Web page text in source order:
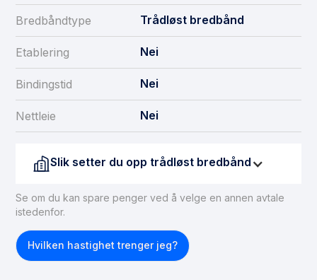
Bredbåndtype Trådløst bredbånd
Etablering Nei
Bindingstid Nei
Nettleie Nei
Slik setter du opp trådløst bredbånd
Leverandøren sender deg en antenne og en internett
plasseres utenfor huset på vegg, tak etc. Det følger
også med en enkel brosjyre som veileder deg
Se om du kan spare penger ved å velge en annen avtale
istedenfor.
Hvilken hastighet trenger jeg?